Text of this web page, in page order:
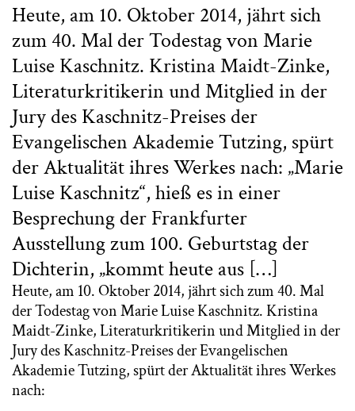
Heute, am 10. Oktober 2014, jährt sich
zum 40. Mal der Todestag von Marie
Luise Kaschnitz. Kristina Maidt-Zinke,
Literaturkritikerin und Mitglied in der
Jury des Kaschnitz-Preises der
Evangelischen Akademie Tutzing, spürt
der Aktualität ihres Werkes nach: „Marie
Luise Kaschnitz“, hieß es in einer
Besprechung der Frankfurter
Ausstellung zum 100. Geburtstag der
Dichterin, „kommt heute aus […]
Heute, am 10. Oktober 2014, jährt sich zum 40. Mal
der Todestag von Marie Luise Kaschnitz. Kristina
Maidt-Zinke, Literaturkritikerin und Mitglied in der
Jury des Kaschnitz-Preises der Evangelischen
Akademie Tutzing, spürt der Aktualität ihres Werkes
nach: